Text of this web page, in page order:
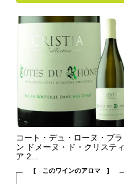
コート・デュ・ローヌ・ブラ
ン ドメーヌ・ド・クリスティ
ア 2...
[ このワインのアロマ ]